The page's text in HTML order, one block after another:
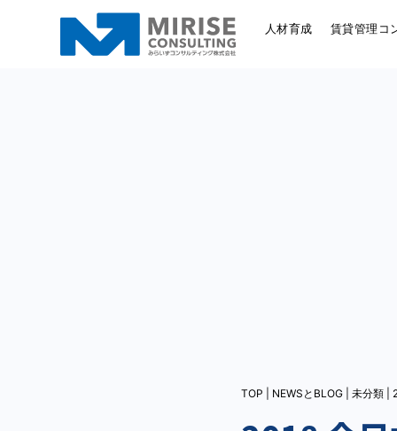
人材育成 賃貸管理コ
TOP NEWSとBLOG 未分類